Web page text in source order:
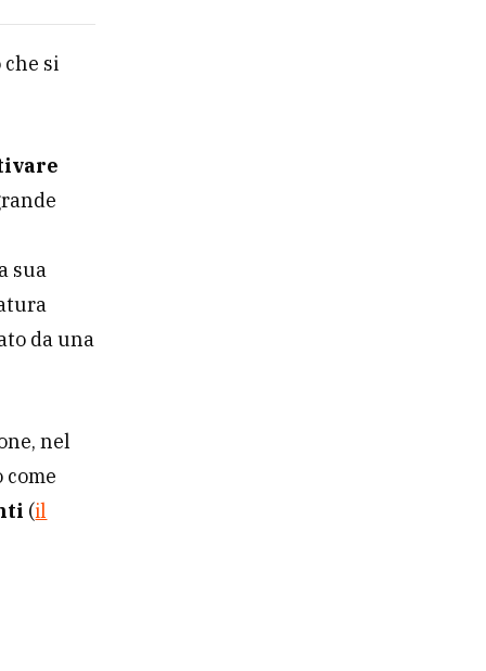
che si
sua
da una
nel
come
(il